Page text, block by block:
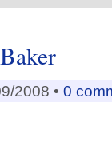
2008 • 0